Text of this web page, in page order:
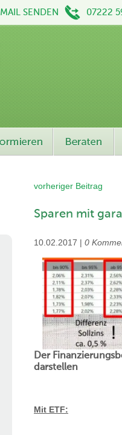
MAIL SENDEN 07222
vorheriger Beitrag
Sparen mit
10.02.2017 | 0
Der
darstellen
Mit ETF: